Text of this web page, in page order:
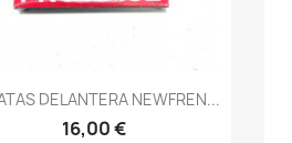
Vista rápida
DELANTERA NEWFREN...
16,00 €